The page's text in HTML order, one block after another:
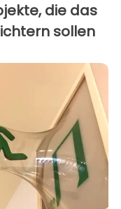
die das
sollen